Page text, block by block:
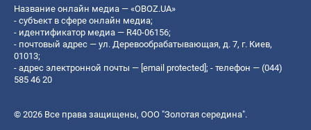
Название онлайн медиа — «OBOZ.UA»
- субъект в сфере онлайн медиа;
- идентификатор медиа — R40-06156;
- почтовый адрес — ул. Деревообрабатывающая, д. 7, г. Киев,
01013;
- адрес электронной почты — [email protected]; - телефон — (044)
585 46 20
© 2026 Все права защищены, ООО "Золотая середина".